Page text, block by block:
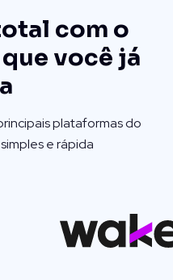
com o
você já
plataformas do
e rápida